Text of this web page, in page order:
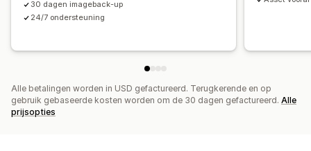
30 dagen imageback-up
24/7 ondersteuning
Alle betalingen worden in USD gefactureerd. Terugkerende en op
gebruik gebaseerde kosten worden om de 30 dagen gefactureerd. Alle
prijsopties